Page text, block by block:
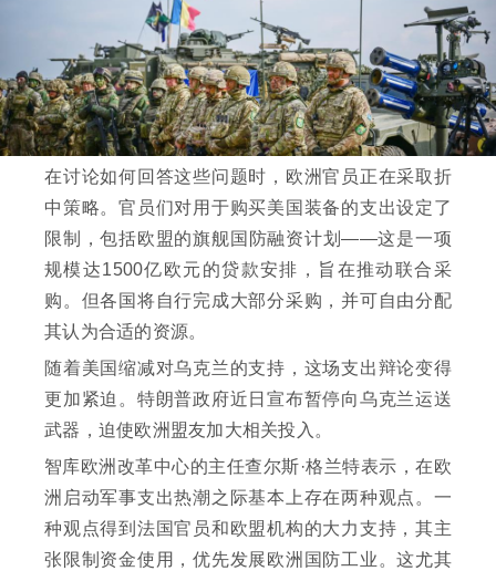
在讨论如何回答这些问题时，欧洲官员正在采取折
中策略。官员们对用于购买美国装备的支出设定了
限制，包括欧盟的旗舰国防融资计划——这是一项
规模达1500亿欧元的贷款安排，旨在推动联合采
购。但各国将自行完成大部分采购，并可自由分配
其认为合适的资源。
随着美国缩减对乌克兰的支持，这场支出辩论变得
更加紧迫。特朗普政府近日宣布暂停向乌克兰运送
武器，迫使欧洲盟友加大相关投入。
智库欧洲改革中心的主任查尔斯·格兰特表示，在欧
洲启动军事支出热潮之际基本上存在两种观点。一
种观点得到法国官员和欧盟机构的大力支持，其主
张限制资金使用，优先发展欧洲国防工业。这尤其